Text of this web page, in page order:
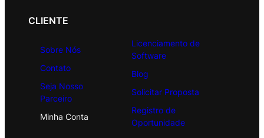
CLIENTE
Sobre Nós
Contato
Seja Nosso
Parceiro
Minha Conta
Licenciamento de
Software
Blog
Solicitar Proposta
Registro de
Oportunidade